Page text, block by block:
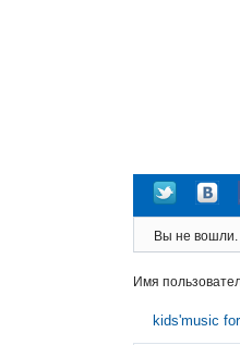
Вы не вошли.
Имя
kids'music